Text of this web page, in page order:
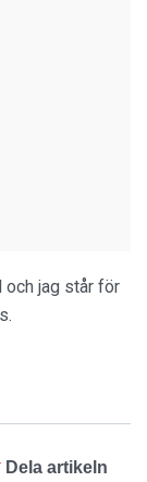
jag står för
Dela artikeln